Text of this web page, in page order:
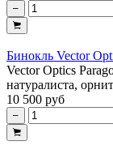
Бинокль Vector
Vector Optics
натуралиста,
10 500 руб